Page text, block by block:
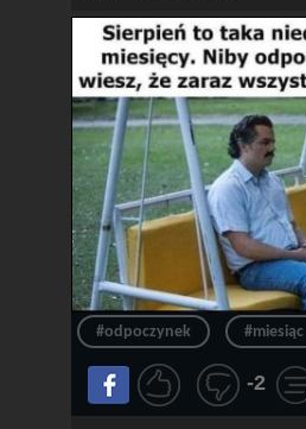
#odpoczynek #miesiąc
-2